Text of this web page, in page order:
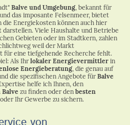
Balve und Umgebung, bekannt für
das imposante Felsenmeer, bietet
die Energiekosten können auch hier
Viele Haushalte und Betriebe
Gebieten oder im Stadtkern, zahlen
weil der Markt
für eine tiefgehende Recherche fehlt.
Als Ihr lokaler Energievermittler in
Energieberatung, die genau auf
die spezifischen Angebote für Balve
helfe ich Ihnen, den
zu finden oder den besten
Ihr Gewerbe zu sichern.